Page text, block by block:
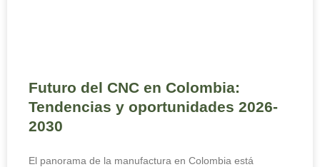
Futuro del CNC en Colombia:
Tendencias y oportunidades 2026-
2030
El panorama de la manufactura en Colombia está